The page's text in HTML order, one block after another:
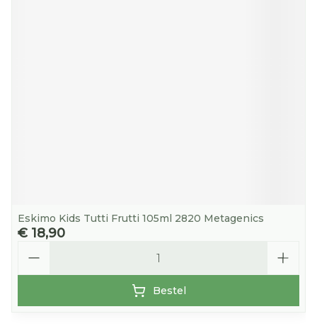
Eskimo Kids Tutti Frutti 105ml 2820 Metagenics
€ 18,90
Bestel